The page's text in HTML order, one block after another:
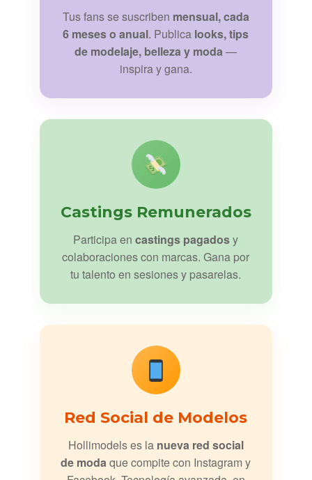
Tus fans se suscriben mensual, cada
6 meses o anual. Publica looks, tips
de modelaje, belleza y moda—
inspira y gana.
Castings Remunerados
Participa encastings pagadosy
colaboraciones con marcas. Gana por
tu talento en sesiones y pasarelas.
Red Social de Modelos
Hollimodels es la nueva red social
de modaque compite con Instagram y